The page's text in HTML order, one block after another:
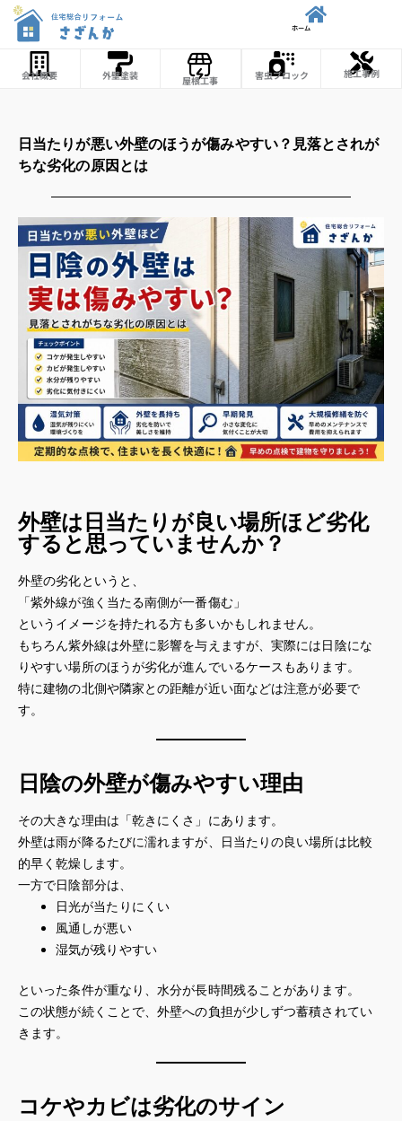
内
ホーム
会社概要 外壁塗装 屋根工事 害虫ブロック 施工事例
日当たりが悪い外壁のほうが傷みやすい？見落とされが
ちな劣化の原因とは
外壁は日当たりが良い場所ほど劣化
すると思っていませんか？
外壁の劣化というと、
「紫外線が強く当たる南側が一番傷む」
というイメージを持たれる方も多いかもしれません。
もちろん紫外線は外壁に影響を与えますが、実際には日陰にな
りやすい場所のほうが劣化が進んでいるケースもあります。
特に建物の北側や隣家との距離が近い面などは注意が必要で
す。
日陰の外壁が傷みやすい理由
その大きな理由は「乾きにくさ」にあります。
外壁は雨が降るたびに濡れますが、日当たりの良い場所は比較
的早く乾燥します。
一方で日陰部分は、
日光が当たりにくい
風通しが悪い
湿気が残りやすい
といった条件が重なり、水分が長時間残ることがあります。
この状態が続くことで、外壁への負担が少しずつ蓄積されてい
きます。
コケやカビは劣化のサイン